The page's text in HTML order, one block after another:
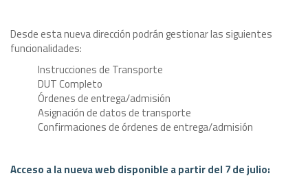
Desde esta nueva dirección podrán gestionar las siguientes
funcionalidades:
Instrucciones de Transporte
DUT Completo
Órdenes de entrega/admisión
Asignación de datos de transporte
Confirmaciones de órdenes de entrega/admisión
Acceso a la nueva web disponible a partir del 7 de julio: